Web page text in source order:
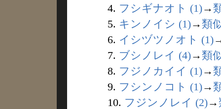
4. フシギナオト (1)→
5. キンノイシ (1)→ 類
6. イシヅツノオト (1)
7. ブシノレイ (4)→ 類
8. フジノカイイ (1)→
9. フシンノコト (1)→
10. フジンノレイ (2)→